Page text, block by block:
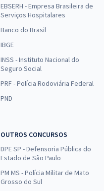
EBSERH - Empresa Brasileira de
Serviços Hospitalares
Banco do Brasil
IBGE
INSS - Instituto Nacional do
Seguro Social
PRF - Polícia Rodoviária Federal
PND
OUTROS CONCURSOS
DPE SP - Defensoria Pública do
Estado de São Paulo
PM MS - Polícia Militar de Mato
Grosso do Sul